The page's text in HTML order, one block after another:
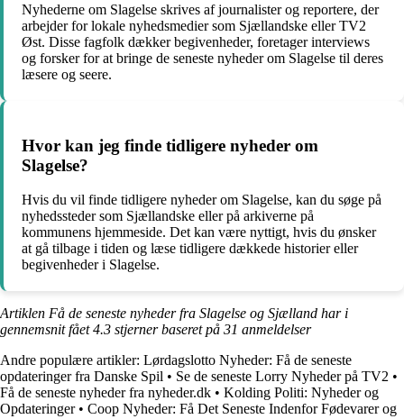
Nyhederne om Slagelse skrives af journalister og reportere, der
arbejder for lokale nyhedsmedier som Sjællandske eller TV2
Øst. Disse fagfolk dækker begivenheder, foretager interviews
og forsker for at bringe de seneste nyheder om Slagelse til deres
læsere og seere.
Hvor kan jeg finde tidligere nyheder om
Slagelse?
Hvis du vil finde tidligere nyheder om Slagelse, kan du søge på
nyhedssteder som Sjællandske eller på arkiverne på
kommunens hjemmeside. Det kan være nyttigt, hvis du ønsker
at gå tilbage i tiden og læse tidligere dækkede historier eller
begivenheder i Slagelse.
Artiklen Få de seneste nyheder fra Slagelse og Sjælland har i
gennemsnit fået4.3 stjerner baseret på 31 anmeldelser
Andre populære artikler: Lørdagslotto Nyheder: Få de seneste
opdateringer fra Danske Spil • Se de seneste Lorry Nyheder på TV2 •
Få de seneste nyheder fra nyheder.dk • Kolding Politi: Nyheder og
Opdateringer• Coop Nyheder: Få Det Seneste Indenfor Fødevarer og